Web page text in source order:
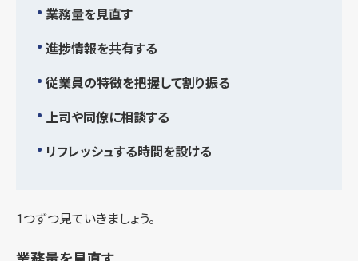
業務量を見直す
進捗情報を共有する
従業員の特徴を把握して割り振る
上司や同僚に相談する
リフレッシュする時間を設ける
1つずつ見ていきましょう。